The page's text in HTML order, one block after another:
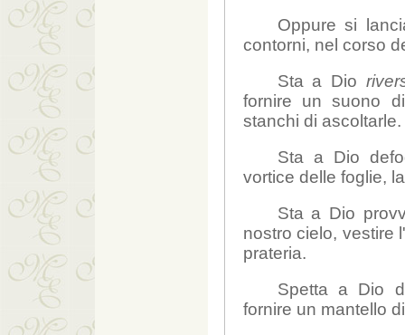
Oppure si
contorni, nel corso
Sta a Dio
fornire un suono
stanchi di ascoltarle.
Sta a Dio
vortice delle foglie,
Sta a Dio
nostro cielo, vestire
prateria.
Spetta a Dio
fornire un mantello